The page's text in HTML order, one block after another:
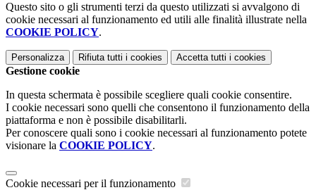
Questo sito o gli strumenti terzi da questo utilizzati si avvalgono di
cookie necessari al funzionamento ed utili alle finalità illustrate nella
COOKIE POLICY.
Personalizza Rifiuta tutti i cookies Accetta tutti i cookies
Gestione cookie
In questa schermata è possibile scegliere quali cookie consentire.
I cookie necessari sono quelli che consentono il funzionamento della
piattaforma e non è possibile disabilitarli.
Per conoscere quali sono i cookie necessari al funzionamento potete
visionare la COOKIE POLICY.
Cookie necessari per il funzionamento